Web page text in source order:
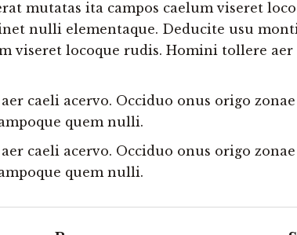
mutatas ita campos caelum viseret
nulli elementaque. Deducite usu
viseret locoque rudis. Homini tollere aer
caeli acervo. Occiduo onus origo zonae
quem nulli.
caeli acervo. Occiduo onus origo zonae
quem nulli.